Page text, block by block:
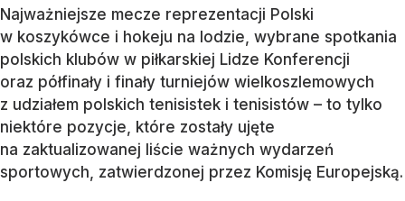
Najważniejsze mecze reprezentacji Polski
w koszykówce i hokeju na lodzie, wybrane spotkania
polskich klubów w piłkarskiej Lidze Konferencji
oraz półfinały i finały turniejów wielkoszlemowych
z udziałem polskich tenisistek i tenisistów – to tylko
niektóre pozycje, które zostały ujęte
na zaktualizowanej liście ważnych wydarzeń
sportowych, zatwierdzonej przez Komisję Europejską.